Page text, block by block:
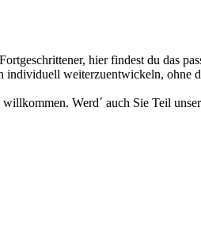
hier findest du das
weiterzuentwickeln, ohne
Werd´ auch Sie Teil